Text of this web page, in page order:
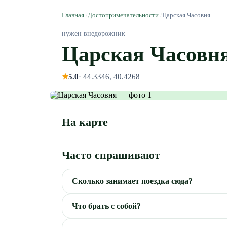
Главная Достопримечательности Царская Часовня
нужен внедорожник
Царская
★5.0· 44.3346, 40.4268
На карте
Часто спрашивают
Сколько занимает поездка сюда?
Что брать с собой?